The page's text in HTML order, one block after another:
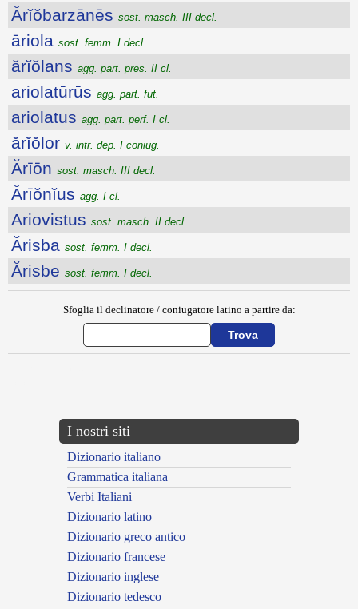
Ărĭŏbarzānēs sost. masch. III decl.
āriola sost. femm. I decl.
ărĭŏlans agg. part. pres. II cl.
ariolatūrūs agg. part. fut.
ariolatus agg. part. perf. I cl.
ărĭŏlor v. intr. dep. I coniug.
Ărīōn sost. masch. III decl.
Ărīŏnĭus agg. I cl.
Ariovistus sost. masch. II decl.
Ărisba sost. femm. I decl.
Ărisbe sost. femm. I decl.
Sfoglia il declinatore / coniugatore latino a partire da:
I nostri siti
Dizionario italiano
Grammatica italiana
Verbi Italiani
Dizionario latino
Dizionario greco antico
Dizionario francese
Dizionario inglese
Dizionario tedesco